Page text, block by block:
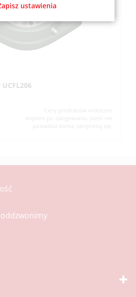
Ceny produktów widoczne
dopiero po zalogowaniu. Jeżeli nie
posiadasz konta, zarejestruj się.
ustawienia